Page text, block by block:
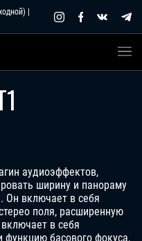
|
аудиоэффектов,
ширину и панораму
Он включает в себя
поля, расширенную
в себя
функцию басового фокуса,